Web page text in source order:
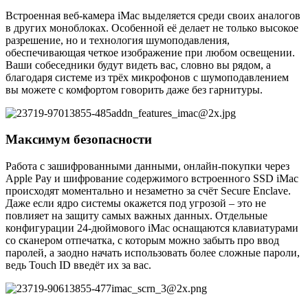
Встроенная веб-камера iMac выделяется среди своих аналогов
в других моноблоках. Особенной её делает не только высокое
разрешение, но и технология шумоподавления,
обеспечивающая четкое изображение при любом освещении.
Ваши собеседники будут видеть вас, словно вы рядом, а
благодаря системе из трёх микрофонов с шумоподавлением
вы можете с комфортом говорить даже без гарнитуры.
Максимум безопасности
Работа с зашифрованными данными, онлайн-покупки через
Apple Pay и шифрование содержимого встроенного SSD iMac
происходят моментально и незаметно за счёт Secure Enclave.
Даже если ядро системы окажется под угрозой – это не
повлияет на защиту самых важных данных. Отдельные
конфигурации 24-дюймового iMac оснащаются клавиатурами
со сканером отпечатка, с которым можно забыть про ввод
паролей, а заодно начать использовать более сложные пароли,
ведь Touch ID введёт их за вас.